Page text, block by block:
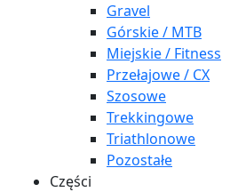
Gravel
Górskie / MTB
Miejskie / Fitness
Przełajowe / CX
Szosowe
Trekkingowe
Triathlonowe
Pozostałe
Części